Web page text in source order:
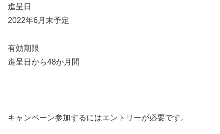
進呈日
2022年6月末予定
有効期限
進呈日から48か月間
キャンペーン参加するにはエントリーが必要です。